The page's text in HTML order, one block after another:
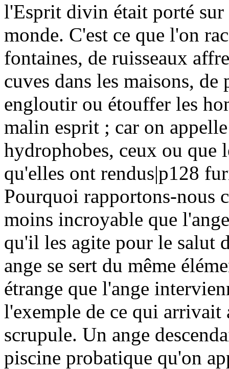
l'Esprit divin était porté sur
monde. C'est ce que l'on
fontaines, de ruisseaux
cuves dans les maisons,
engloutir ou étouffer les
malin esprit ; car on
hydrophobes, ceux ou que
qu'elles ont rendus|p128
Pourquoi rapportons-nous
moins incroyable que
qu'il les agite pour le salut
ange se sert du même
étrange que l'ange
l'exemple de ce qui
scrupule. Un ange
piscine probatique qu'on